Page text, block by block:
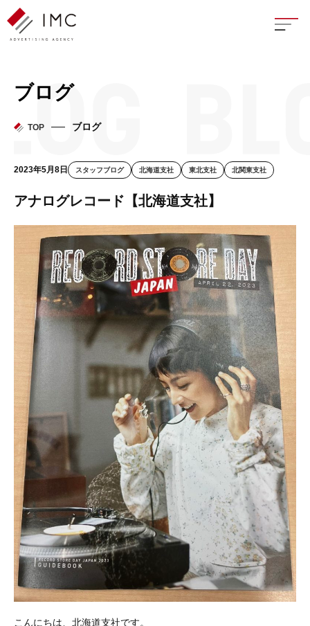
座談
フェ
ブログ
TOP ブログ
2023年5月8日 スタッフブログ 北海道支社 東北支社 北関東支社
アナログレコード【北海道支社】
こんにちは、北海道支社です。